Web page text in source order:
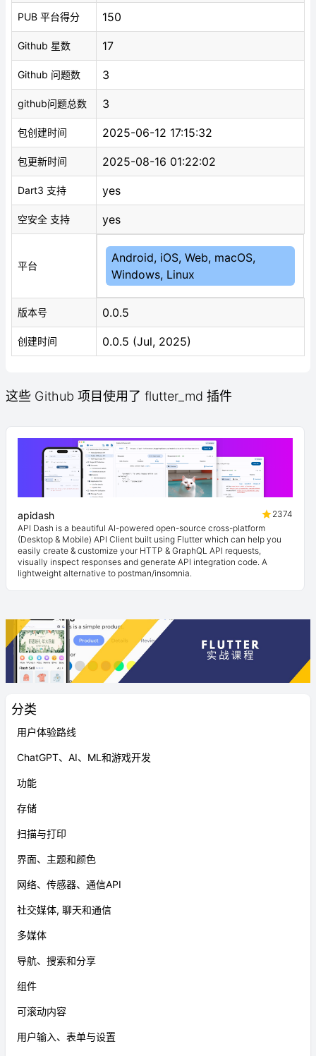
分类
用户体验路线
ChatGPT、AI、ML和游戏开发
功能
存储
扫描与打印
界面、主题和颜色
网络、传感器、通信API
社交媒体, 聊天和通信
多媒体
导航、搜索和分享
组件
可滚动内容
用户输入、表单与设置
PUB 平台得分 150
Github 星数 17
Github 问题数 3
github问题总数 3
包创建时间 2025-06-12 17:15:32
包更新时间 2025-08-16 01:22:02
Dart3 支持 yes
空安全 支持 yes
平台
Android, iOS, Web, macOS,
Windows, Linux
版本号 0.0.5
创建时间 0.0.5 (Jul, 2025)
这些 Github 项目使用了 flutter_md 插件
apidash
2374
API Dash is a beautiful AI-powered open-source cross-platform
(Desktop & Mobile) API Client built using Flutter which can help you
easily create & customize your HTTP & GraphQL API requests,
visually inspect responses and generate API integration code. A
lightweight alternative to postman/insomnia.